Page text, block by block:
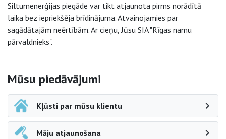
Siltumenerģijas piegāde var tikt atjaunota pirms norādītā
laika bez iepriekšēja brīdinājuma. Atvainojamies par
sagādātajām neērtībām. Ar cieņu, Jūsu SIA "Rīgas namu
pārvaldnieks".
Sāna navigācija
Mūsu piedāvājumi
Kļūsti par mūsu klientu
Māju atjaunošana